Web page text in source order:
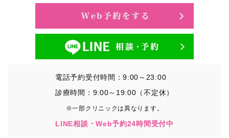
・その他、特定の個人を識別することができる情報
②TCBグループが各種サービスの利用に関連して取得す
日時、閲覧履歴等に関連する情報
（これには、Cookie情報、アクセスログ等の利用状況に
関する情報を含みます。）
③TCBグループが第三者から間接的に収集する情報
患者様の同意を得た上で、以下の情報をパブリックDMP
電話予約受付時間：9:00～23:00
診療時間：9:00～19:00（不定休）
※一部クリニックは異なります。
LINE相談・Web予約24時間受付中